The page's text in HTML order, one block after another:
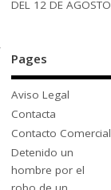
DEL 12 DE AGOSTO
Pages
Aviso Legal
Contacta
Contacto Comercial
Detenido un
hombre por el